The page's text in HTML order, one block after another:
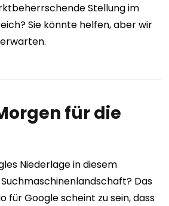
Stellung im
Sie könnte helfen, aber wir
für die
Niederlage in diesem
Das
für Google scheint zu sein, dass